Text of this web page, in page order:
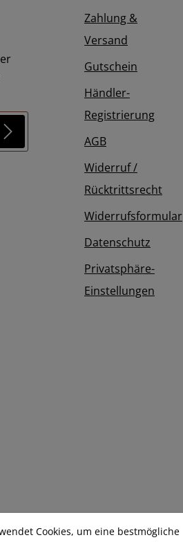
Zahlung &
Versand
Gutschein
Händler-
Registrierung
AGB
Widerruf /
Rücktrittsrecht
Widerrufsformular
Datenschutz
Privatsphäre-
Einstellungen
Cookies, um eine bestmögliche